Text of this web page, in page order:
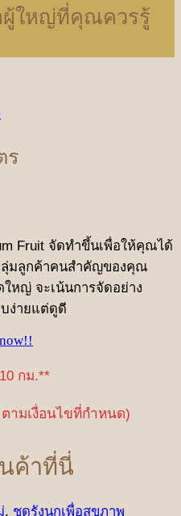
ผู้ใหญ่ที่คุณควรรู้
ร
Fruit จัดทำขึ้นเพื่อให้คุณได้
ลุ่มลูกค้าคนสำคัญของคุณ
หญ่ จะเน้นการจัดอย่าง
ง่ายแต่ดูดี
กม.**
ามเงื่อนไขที่กำหนด)
ค้าที่นี่
, ชุดรังนกเพื่อสุขภาพ